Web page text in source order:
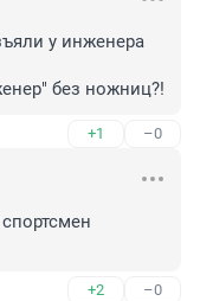
у инженера
без ножниц?!
+1 –0
+2 –0